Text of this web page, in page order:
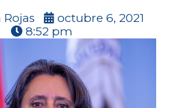
octubre 6, 2021
8:52 pm